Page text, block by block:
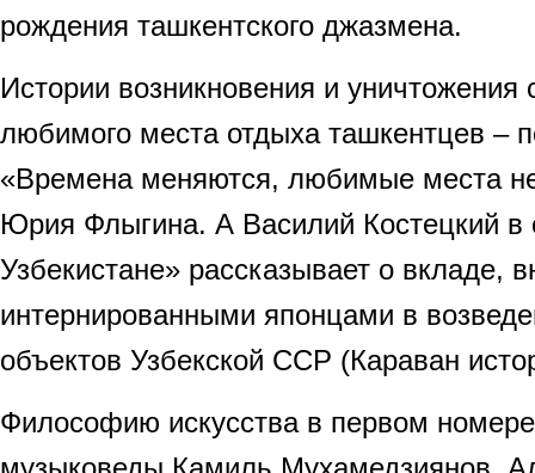
рождения ташкентского джазмена.
Истории возникновения и уничтожения
любимого места отдыха ташкентцев –
«Времена меняются, любимые места
Юрия Флыгина. А Василий Костецкий в
Узбекистане» рассказывает о вкладе,
интернированными японцами в
объектов Узбекской ССР (Караван
Философию искусства в первом